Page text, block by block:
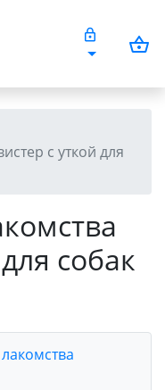
с уткой для
собак